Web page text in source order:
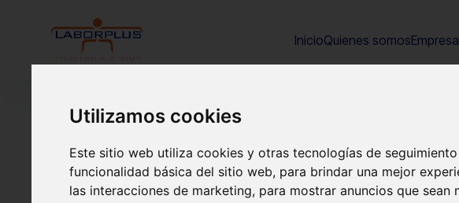
Utilizamos cookies
Este sitio web utiliza cookies y otras tecnologías de
funcionalidad básica del sitio web, para brindar una mejor
las interacciones de marketing, para mostrar anuncios que sean
InicioQuienes somos